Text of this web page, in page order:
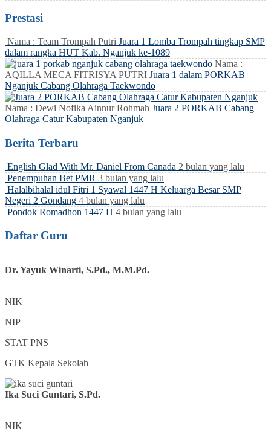
Prestasi
Nama : Team Trompah Putri Juara 1 Lomba Trompah tingkap SMP
dalam rangka HUT Kab. Nganjuk ke-1089
Nama :
AQILLA MECA FITRISYA PUTRI Juara 1 dalam PORKAB
Nganjuk Cabang Olahraga Taekwondo
Nama : Dewi Nofika Ainnur Rohmah Juara 2 PORKAB Cabang
Olahraga Catur Kabupaten Nganjuk
Berita Terbaru
English Glad With Mr. Daniel From Canada 2 bulan yang lalu
Penempuhan Bet PMR 3 bulan yang lalu
Halalbihalal idul Fitri 1 Syawal 1447 H Keluarga Besar SMP
Negeri 2 Gondang 4 bulan yang lalu
Pondok Romadhon 1447 H 4 bulan yang lalu
Daftar Guru
Dr. Yayuk Winarti, S.Pd., M.M.Pd.
NIK
NIP
STAT PNS
GTK Kepala Sekolah
Ika Suci Guntari, S.Pd.
NIK